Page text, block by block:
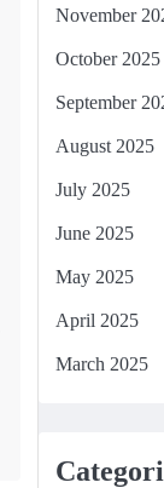
November
October 2025
September
August 2025
July 2025
June 2025
May 2025
April 2025
March 2025